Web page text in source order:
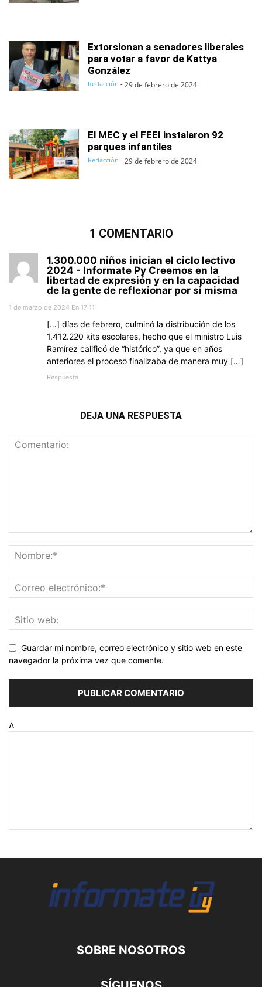
Extorsionan a senadores liberales
para votar a favor de Kattya
González
Redacción - 29 de febrero de 2024
El MEC y el FEEI instalaron 92
parques infantiles
Redacción - 29 de febrero de 2024
1 COMENTARIO
1.300.000 niños inician el ciclo lectivo
2024 - Informate Py Creemos en la
libertad de expresión y en la capacidad
de la gente de reflexionar por si misma
1 de marzo de 2024 En 17:11
[…] días de febrero, culminó la distribución de los
1.412.220 kits escolares, hecho que el ministro Luis
Ramírez calificó de “histórico”, ya que en años
anteriores el proceso finalizaba de manera muy […]
Respuesta
DEJA UNA RESPUESTA
Guardar mi nombre, correo electrónico y sitio web en este
navegador la próxima vez que comente.
Δ
SOBRE NOSOTROS